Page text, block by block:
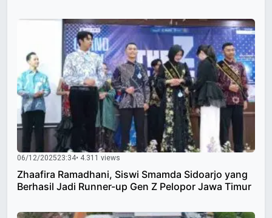
06/12/202523:34• 4.311 views
Zhaafira Ramadhani, Siswi Smamda Sidoarjo yang
Berhasil Jadi Runner-up Gen Z Pelopor Jawa Timur